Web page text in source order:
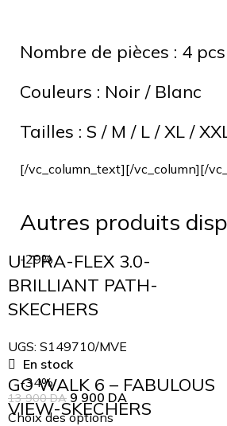
Nombre de pièces : 4 pcs
Couleurs : Noir / Blanc
Tailles : S / M / L / XL /
[/vc_column_text][/vc_column][/
Autres produits
-29%
ULTRA-FLEX 3.0-
BRILLIANT PATH-
SKECHERS
UGS: S149710/MVE
En stock
13 900DA 9 900 DA
Choix des options
-34%
GO WALK 6 – FABULOUS
VIEW-SKECHERS